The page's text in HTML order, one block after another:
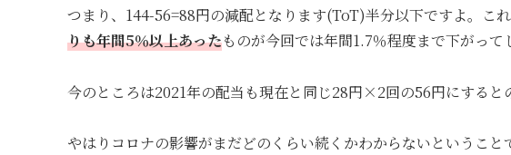
つまり、144-56=88円の減配となります(ToT)半分以下ですよ。こ
りも年間5％以上あったものが今回では年間1.7％程度まで下がって
今のところは2021年の配当も現在と同じ28円×2回の56円にすると
やはりコロナの影響がまだどのくらい続くかわからないというこ